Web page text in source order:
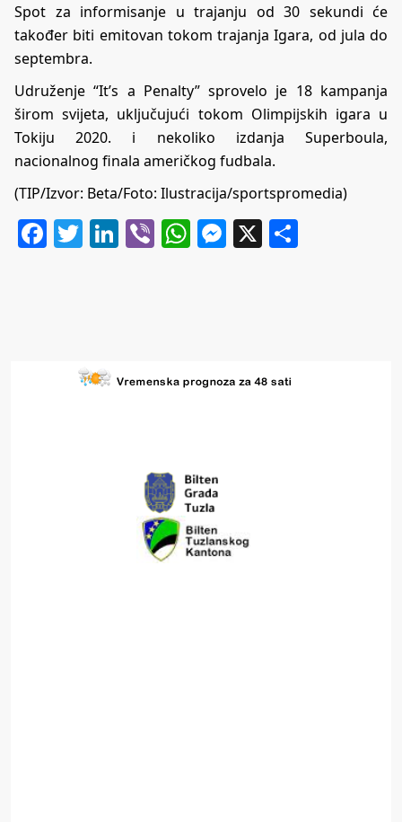
Spot za informisanje u trajanju od 30 sekundi će
također biti emitovan tokom trajanja Igara, od jula do
septembra.
Udruženje “It’s a Penalty” sprovelo je 18 kampanja
širom svijeta, uključujući tokom Olimpijskih igara u
Tokiju 2020. i nekoliko izdanja Superboula,
nacionalnog finala američkog fudbala.
(TIP/Izvor: Beta/Foto: Ilustracija/sportspromedia)
Facebook
Twitter
LinkedIn
ViberWhatsApp
Messenger
X